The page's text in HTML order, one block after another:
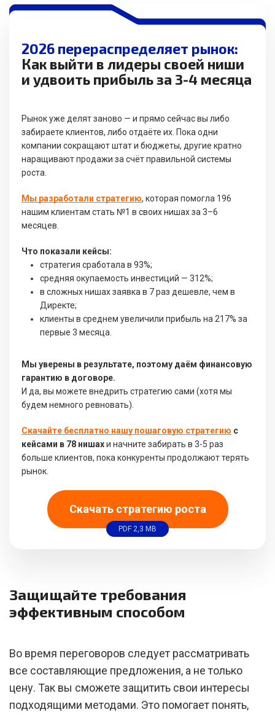
2026 перераспределяет рынок:
Как выйти в лидеры своей ниши
и удвоить прибыль за 3-4 месяца
Рынок уже делят заново — и прямо сейчас вы либо
забираете клиентов, либо отдаёте их. Пока одни
компании сокращают штат и бюджеты, другие кратно
наращивают продажи за счёт правильной системы
роста.
Мы разработали стратегию, которая помогла 196
нашим клиентам стать №1 в своих нишах за 3–6
месяцев.
Что показали кейсы:
стратегия сработала в 93%;
средняя окупаемость инвестиций — 312%;
в сложных нишах заявка в 7 раз дешевле, чем в
Директе;
клиенты в среднем увеличили прибыль на 217% за
первые 3 месяца.
Мы уверены в результате, поэтому даём финансовую
гарантию в договоре.
И да, вы можете внедрить стратегию сами (хотя мы
будем немного ревновать).
Скачайте бесплатно нашу пошаговую стратегию с
кейсами в 78 нишахи начните забирать в 3-5 раз
больше клиентов, пока конкуренты продолжают терять
рынок.
Скачать стратегию роста
PDF 2,3 MB
Защищайте требования
эффективным способом
Во время переговоров следует рассматривать
все составляющие предложения, а не только
цену. Так вы сможете защитить свои интересы
подходящими методами. Это помогает понять,